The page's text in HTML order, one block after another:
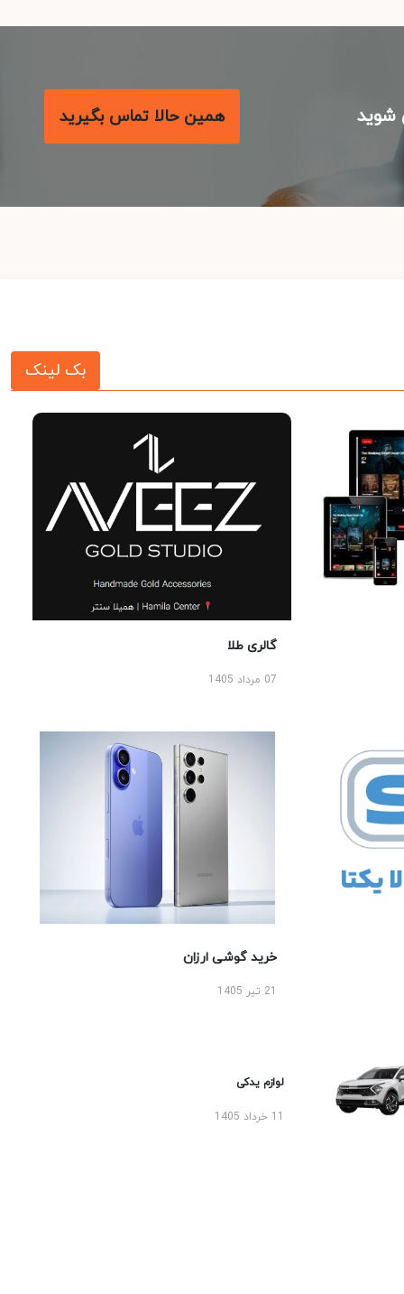
همین حالا تماس بگیرید
بک لینک
گالری طلا
07 مرداد 1405
خرید گوشی ارزان
لوازم یدکی